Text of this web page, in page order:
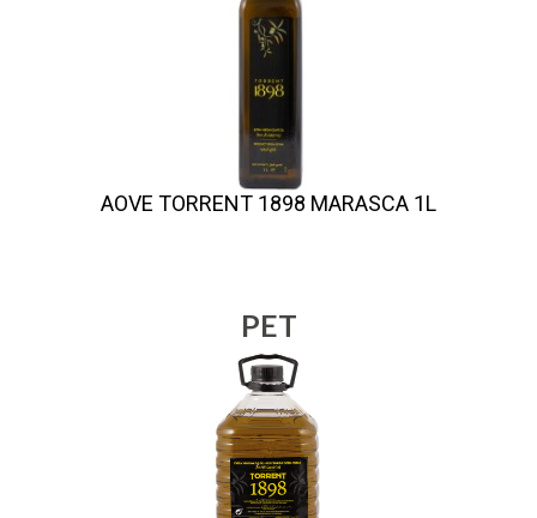
AOVE TORRENT 1898 MARASCA 1L
PET